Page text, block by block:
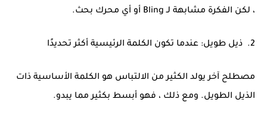
، لكن الفكرة مشابهة لـ Bling أو أي محرك بحث.
2. ذيل طويل: عندما تكون الكلمة الرئيسية أكثر تحديدًا
مصطلح آخر يولد الكثير من الالتباس هو الكلمة الأساسية ذات
الذيل الطويل. ومع ذلك ، فهو أبسط بكثير مما يبدو.